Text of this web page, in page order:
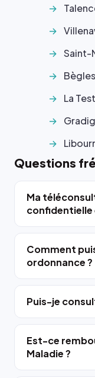
Saint-
La
Questions
Ma
confidentielle
Comment
ordonnance ?
Puis-je
Est-ce
Maladie ?